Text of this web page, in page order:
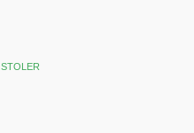
STOLER